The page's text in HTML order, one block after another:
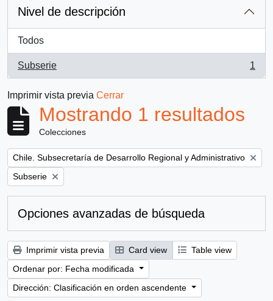
Nivel de descripción
Todos
Subserie
, 1 resultados
1
Imprimir vista previa Cerrar
Mostrando 1 resultados
Colecciones
Remove filter:
Chile. Subsecretaría de Desarrollo Regional y Administrativo
Remove filter:
Subserie
Opciones avanzadas de búsqueda
Imprimir vista previa Card view
Table view
Ordenar por: Fecha modificada
Dirección: Clasificación en orden ascendente